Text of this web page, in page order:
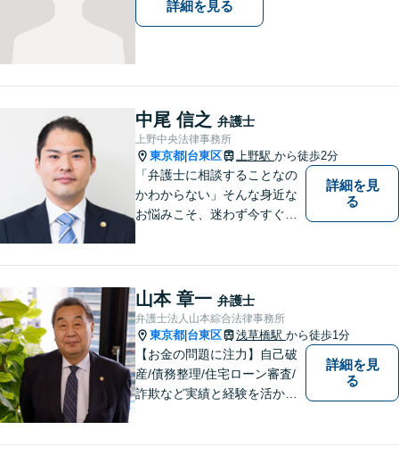
詳細を見る
中尾 信之 弁護士
上野中央法律事務所
東京都 台東区 上野駅 から徒歩2分
「弁護士に相談することなの
かわからない」そんな身近な
お悩みこそ、迷わず今すぐご
詳細を見
る
山本 章一 弁護士
弁護士法人山本綜合法律事務所
東京都 台東区 浅草橋駅 から徒歩1分
【お金の問題に注力】自己破
産/債務整理/住宅ローン審査/
詐欺など実績と経験を活かし
詳細を見
る